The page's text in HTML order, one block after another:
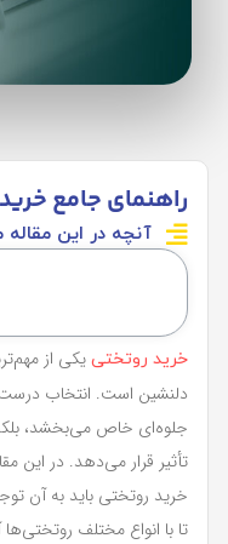
راهنمای جامع
آنچه در این مقاله
خرید روتختی یکی از
دلنشین است. انتخاب درست
جلوه‌ای خاص می‌بخشد،
تأثیر قرار می‌دهد. در این
خرید روتختی باید به آن
تا با انواع مختلف